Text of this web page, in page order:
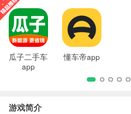
瓜子二手车
app
懂车帝app
游戏简介